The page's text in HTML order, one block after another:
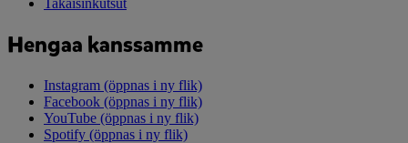
Hengaa kanssamme
Instagram (öppnas i ny flik)
Facebook (öppnas i ny flik)
YouTube (öppnas i ny flik)
Spotify (öppnas i ny flik)